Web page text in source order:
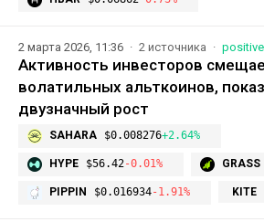
2 марта 2026, 11:36 2 источника positive
Активность инвесторов
волатильных альткоинов,
двузначный рост
SAHARA $0.008276+2.64%
HYPE $56.42-0.01% GRASS
PIPPIN $0.016934-1.91% KITE